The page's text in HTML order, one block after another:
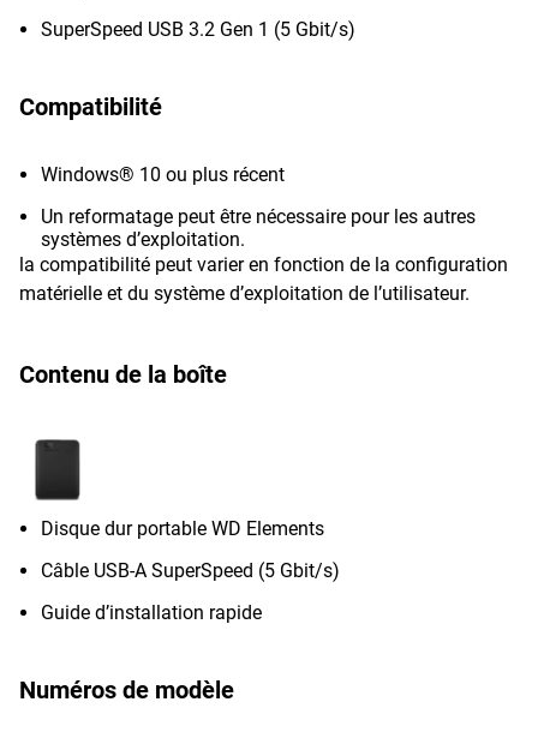
SuperSpeed USB 3.2 Gen 1 (5 Gbit/s)
Compatibilité
Windows® 10 ou plus récent
Un reformatage peut être nécessaire pour les autres
systèmes d’exploitation.
la compatibilité peut varier en fonction de la configuration
matérielle et du système d’exploitation de l’utilisateur.
Contenu de la boîte
Disque dur portable WD Elements
Câble USB-A SuperSpeed (5 Gbit/s)
Guide d’installation rapide
Numéros de modèle